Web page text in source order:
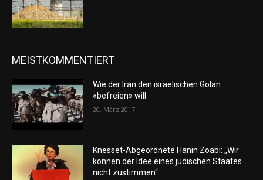
MEISTKOMMENTIERT
Wie der Iran den israelischen Golan
«befreien» will
20. März 2017
Knesset-Abgeordnete Hanin Zoabi: „Wir
können der Idee eines jüdischen Staates
nicht zustimmen“